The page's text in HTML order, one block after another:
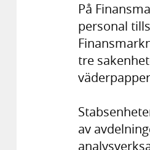
På
personal
tre
av